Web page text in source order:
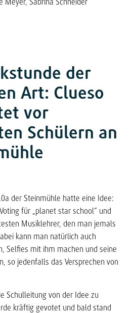
der
Art: Clueso
vor
Schülern an
der Steinmühle hatte eine Idee:
für „planet star school“ und
Musiklehrer, den man jemals
kann man natürlich auch
Selfies mit ihm machen und seine
so jedenfalls das Versprechen von
Schulleitung von der Idee zu
kräftig gevotet und bald stand